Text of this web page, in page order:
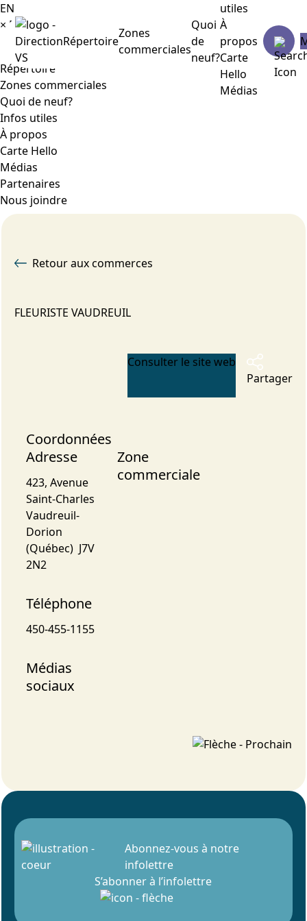
Répertoire
Zones
commerciales
Quoi
de
neuf?
utiles
À
propos
Carte
Hello
Médias
EN
× Menu
Répertoire
Zones commerciales
Quoi de neuf?
Infos utiles
À propos
Carte Hello
Médias
Partenaires
Nous joindre
Retour aux commerces
FLEURISTE VAUDREUIL
Consulter le site web
Partager
Coordonnées
Adresse
423, Avenue
Saint-Charles
Vaudreuil-
Dorion
(Québec) J7V
2N2
Téléphone
450-455-1155
Médias
sociaux
Zone
commerciale
Abonnez-vous à notre
infolettre
S’abonner à l’infolettre